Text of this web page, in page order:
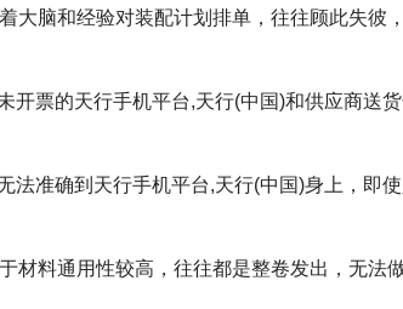
大脑和经验对装配计划排单，往往顾此失彼，
开票的天行手机平台,天行(中国)和供应商送
法准确到天行手机平台,天行(中国)身上，即
材料通用性较高，往往都是整卷发出，无法